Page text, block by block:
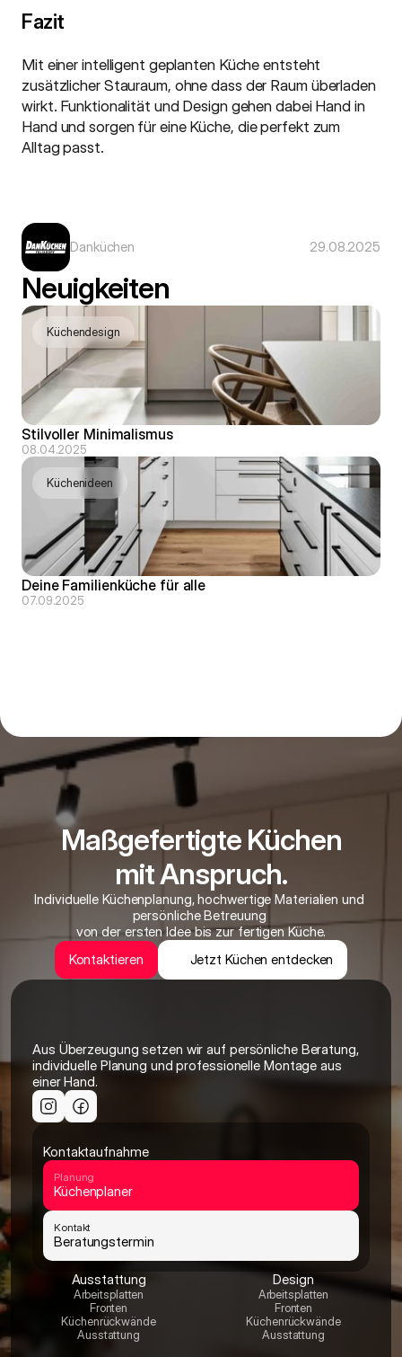
Fazit
Mit einer intelligent geplanten Küche entsteht
zusätzlicher Stauraum, ohne dass der Raum überladen
wirkt. Funktionalität und Design gehen dabei Hand in
Hand und sorgen für eine Küche, die perfekt zum
Alltag passt.
Danküchen 29.08.2025
Neuigkeiten
Küchendesign
Stilvoller Minimalismus
08.04.2025
Küchenideen
Deine Familienküche für alle
07.09.2025
Maßgefertigte Küchen
mit Anspruch.
Individuelle Küchenplanung, hochwertige Materialien und
persönliche Betreuung
von der ersten Idee bis zur fertigen Küche.
Kontaktieren
Jetzt Küchen entdecken
Aus Überzeugung setzen wir auf persönliche Beratung,
individuelle Planung und professionelle Montage aus
einer Hand.
Design
Arbeitsplatten
Fronten
Küchenrückwände
Ausstattung
Ausstattung
Arbeitsplatten
Fronten
Küchenrückwände
Ausstattung
Kontaktaufnahme
Planung
Küchenplaner
Kontakt
Beratungstermin